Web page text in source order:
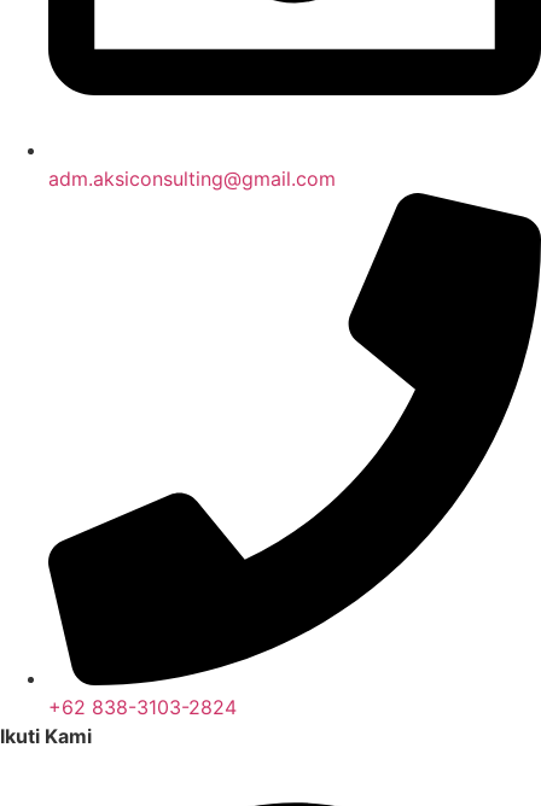
adm.aksiconsulting@gmail.com
+62 838-3103-2824
Ikuti Kami